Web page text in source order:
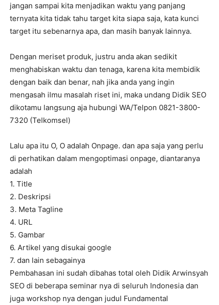
jangan sampai kita menjadikan waktu yang panjang
ternyata kita tidak tahu target kita siapa saja, kata kunci
target itu sebenarnya apa, dan masih banyak lainnya.
Dengan meriset produk, justru anda akan sedikit
menghabiskan waktu dan tenaga, karena kita membidik
dengan baik dan benar, nah jika anda yang ingin
mengasah ilmu masalah riset ini, maka undang Didik SEO
dikotamu langsung aja hubungi WA/Telpon 0821-3800-
7320 (Telkomsel)
Lalu apa itu O, O adalah Onpage. dan apa saja yang perlu
di perhatikan dalam mengoptimasi onpage, diantaranya
adalah
1. Title
2. Deskripsi
3. Meta Tagline
4. URL
5. Gambar
6. Artikel yang disukai google
7. dan lain sebagainya
Pembahasan ini sudah dibahas total oleh Didik Arwinsyah
SEO di beberapa seminar nya di seluruh Indonesia dan
juga workshop nya dengan judul Fundamental